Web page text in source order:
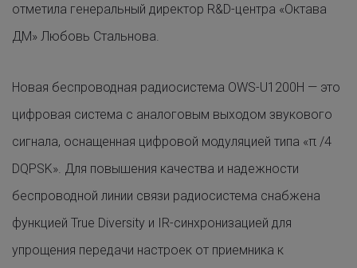
отметила генеральный директор R&D-центра «Октава
ДМ» Любовь Стальнова.
Новая беспроводная радиосистема OWS-U1200H — это
цифровая система с аналоговым выходом звукового
сигнала, оснащенная цифровой модуляцией типа «π /4
DQPSK». Для повышения качества и надежности
беспроводной линии связи радиосистема снабжена
функцией True Diversity и IR-синхронизацией для
упрощения передачи настроек от приемника к